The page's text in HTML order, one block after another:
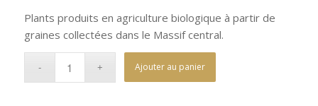
Plants produits en agriculture biologique à partir de
graines collectées dans le Massif central.
Ajouter au panier